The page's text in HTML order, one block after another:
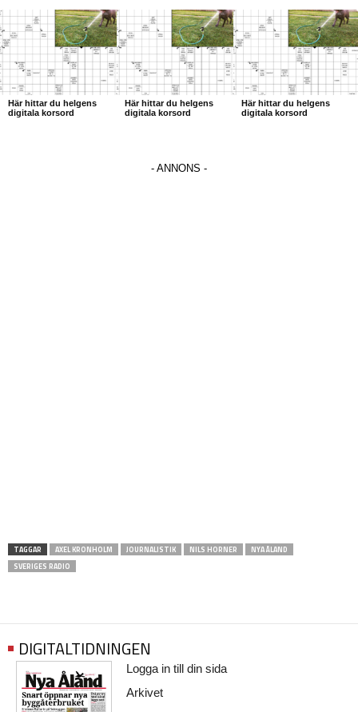
Här hittar du helgens
digitala korsord
Här hittar du helgens
digitala korsord
Här hittar du helgens
digitala korsord
TAGGAR AXEL KRONHOLM JOURNALISTIK NILS HORNER
NYA ÅLAND
SVERIGES RADIO
DIGITALTIDNINGEN
Logga in till din sida
Arkivet